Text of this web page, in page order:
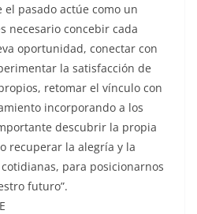
pasado actúe como un
necesario concebir cada
oportunidad, conectar con
la satisfacción de
retomar el vínculo con
incorporando a los
descubrir la propia
recuperar la alegría y la
para posicionarnos
futuro”.